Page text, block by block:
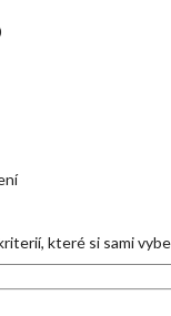
které si sami